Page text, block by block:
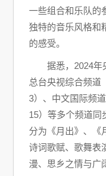
一些组合和乐队的
独特的音乐风格和
的感受。
据悉，2024年
总台央视综合频道
3）、中文国际频
15）等多个频道同
分为《月出》、《
诗词歌赋、歌舞表
漫、思乡之情与广